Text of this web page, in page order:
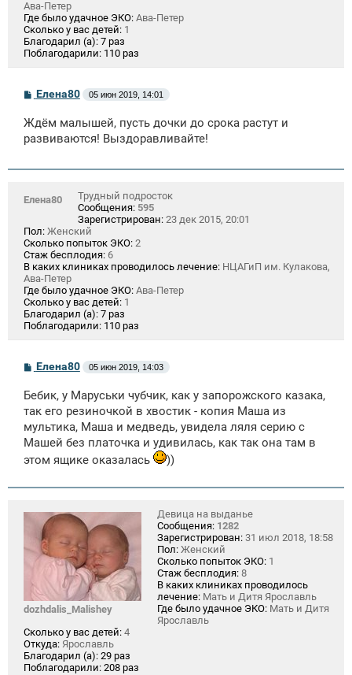
Ава-Петер
Где было удачное ЭКО: Ава-Петер
Сколько у вас детей: 1
Благодарил (а): 7 раз
Поблагодарили: 110 раз
С
б
щ
и
Елена80 05 июн 2019, 14:01
Ждём малышей, пусть дочки до срока растут и
развиваются! Выздоравливайте!
Елена80
Трудный подросток
Сообщения: 595
Зарегистрирован: 23 дек 2015, 20:01
Пол: Женский
Сколько попыток ЭКО: 2
Стаж бесплодия: 6
В каких клиниках проводилось лечение: НЦАГиП им. Кулакова,
Ава-Петер
Где было удачное ЭКО: Ава-Петер
Сколько у вас детей: 1
Благодарил (а): 7 раз
Поблагодарили: 110 раз
С
б
щ
н
и
Елена80 05 июн 2019, 14:03
Бебик, у Маруськи чубчик, как у запорожского казака,
так его резиночкой в хвостик - копия Маша из
мультика, Маша и медведь, увидела ляля серию с
Машей без платочка и удивилась, как так она там в
этом ящике оказалась
))
dozhdalis_Malishey
Девица на выданье
Сообщения: 1282
Зарегистрирован: 31 июл 2018, 18:58
Пол: Женский
Сколько попыток ЭКО: 1
Стаж бесплодия: 8
В каких клиниках проводилось
лечение: Мать и Дитя Ярославль
Где было удачное ЭКО: Мать и Дитя
Ярославль
Сколько у вас детей: 4
Откуда: Ярославль
Благодарил (а): 29 раз
Поблагодарили: 208 раз